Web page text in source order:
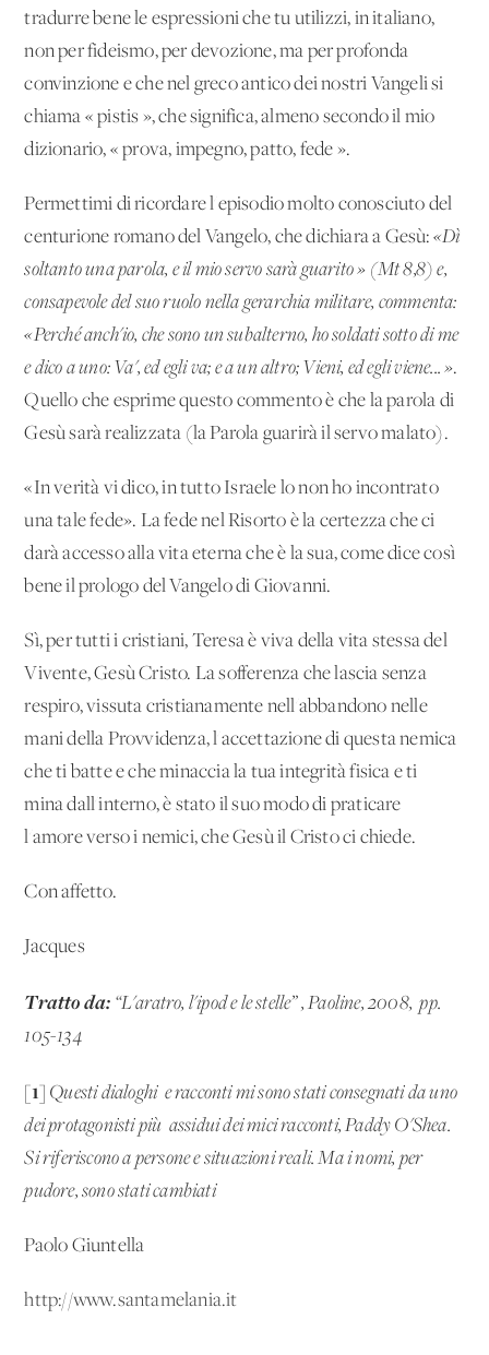
tradurre bene le espressioni che tu utilizzi, in italiano,
non per fideismo, per devozione, ma per profonda
convinzione e che nel greco antico dei nostri Vangeli si
chiama « pistis », che significa, almeno secondo il mio
dizionario, « prova, impegno, patto, fede ».
Permettimi di ricordare l'episodio molto conosciuto del
centurione romano del Vangelo, che dichiara a Gesù: «Dì
soltanto una parola, e il mio servo sarà guarito » (Mt 8,8) e,
consapevole del suo ruolo nella gerarchia militare, commenta:
«Perché anch'io, che sono un subalterno, ho soldati sotto di me
e dico a uno: Va', ed egli va; e a un altro; Vieni, ed egli viene... ».
Quello che esprime questo commento è che la parola di
Gesù sarà realizzata (la Parola guarirà il servo malato).
«In verità vi dico, in tutto Israele lo non ho incontrato
una tale fede». La fede nel Risorto è la certezza che ci
darà accesso alla vita eterna che è la sua, come dice così
bene il prologo del Vangelo di Giovanni.
Sì, per tutti i cristiani, Teresa è viva della vita stessa del
Vivente, Gesù Cristo. La sofferenza che lascia senza
respiro, vissuta cristianamente nell'abbandono nelle
mani della Provvidenza, l'accettazione di questa nemica
che ti batte e che minaccia la tua integrità fisica e ti
mina dall'interno, è stato il suo modo di praticare
l'amore verso i nemici, che Gesù il Cristo ci chiede.
Con affetto.
Jacques
Tratto da: “L'aratro, l'ipod e le stelle” , Paoline, 2008, pp.
105-134
[1] Questi dialoghi e racconti mi sono stati consegnati da uno
dei protagonisti più assidui dei mici racconti, Paddy O'Shea.
Si riferiscono a persone e situazioni reali. Ma i nomi, per
pudore, sono stati cambiati
Paolo Giuntella
http://www.santamelania.it